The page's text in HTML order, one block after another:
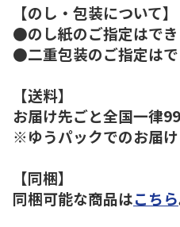
【のし・包装について】
●のし紙のご指定はでき
●二重包装のご指定はで
【送料】
お届け先ごと全国一律
※ゆうパックでのお届け
【同梱】
同梱可能な商品はこちら